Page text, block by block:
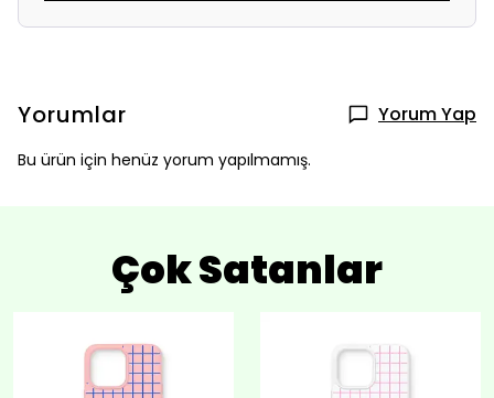
Yorumlar Yorum Yap
Bu ürün için henüz yorum yapılmamış.
Çok Satanlar